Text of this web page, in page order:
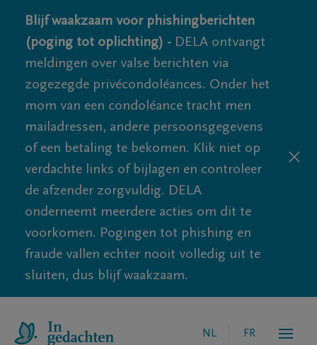
Blijf waakzaam voor phishingberichten
(poging tot oplichting) - DELA ontvangt
meldingen over valse berichten via
zogezegde privécondoléances. Onder het
mom van een condoléance tracht men
mailadressen, andere persoonsgegevens
of een betaling te bekomen. Klik niet op
verdachte links of bijlagen en controleer
de afzender zorgvuldig. DELA
onderneemt meerdere acties om dit te
voorkomen. Pogingen tot phishing en
fraude vallen echter nooit volledig uit te
sluiten, dus blijf waakzaam.
NL FR